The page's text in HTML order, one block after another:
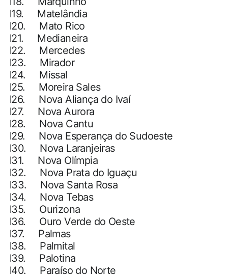
119.
Matelândia
120.
Mato Rico
121.
Medianeira
122.
Mercedes
123.
Mirador
124.
Missal
125.
Moreira Sales
126.
Nova Aliança do Ivaí
127.
Nova Aurora
128.
Nova Cantu
129.
Nova Esperança do Sudoeste
130.
Nova Laranjeiras
131.
Nova Olímpia
132.
Nova Prata do Iguaçu
133.
Nova Santa Rosa
134.
Nova Tebas
135.
Ourizona
136.
Ouro Verde do Oeste
137.
Palmas
138.
Palmital
139.
Palotina
140.
Paraíso do Norte